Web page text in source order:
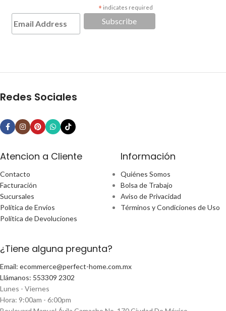
* indicates required
Redes Sociales
Atencion a Cliente
Contacto
Facturación
Sucursales
Política de Envíos
Política de Devoluciones
Información
Quiénes Somos
Bolsa de Trabajo
Aviso de Privacidad
Términos y Condiciones de Uso
¿Tiene alguna pregunta?
Email: ecommerce@perfect-home.com.mx
Llámanos: 553309 2302
Lunes - Viernes
Hora: 9:00am - 6:00pm